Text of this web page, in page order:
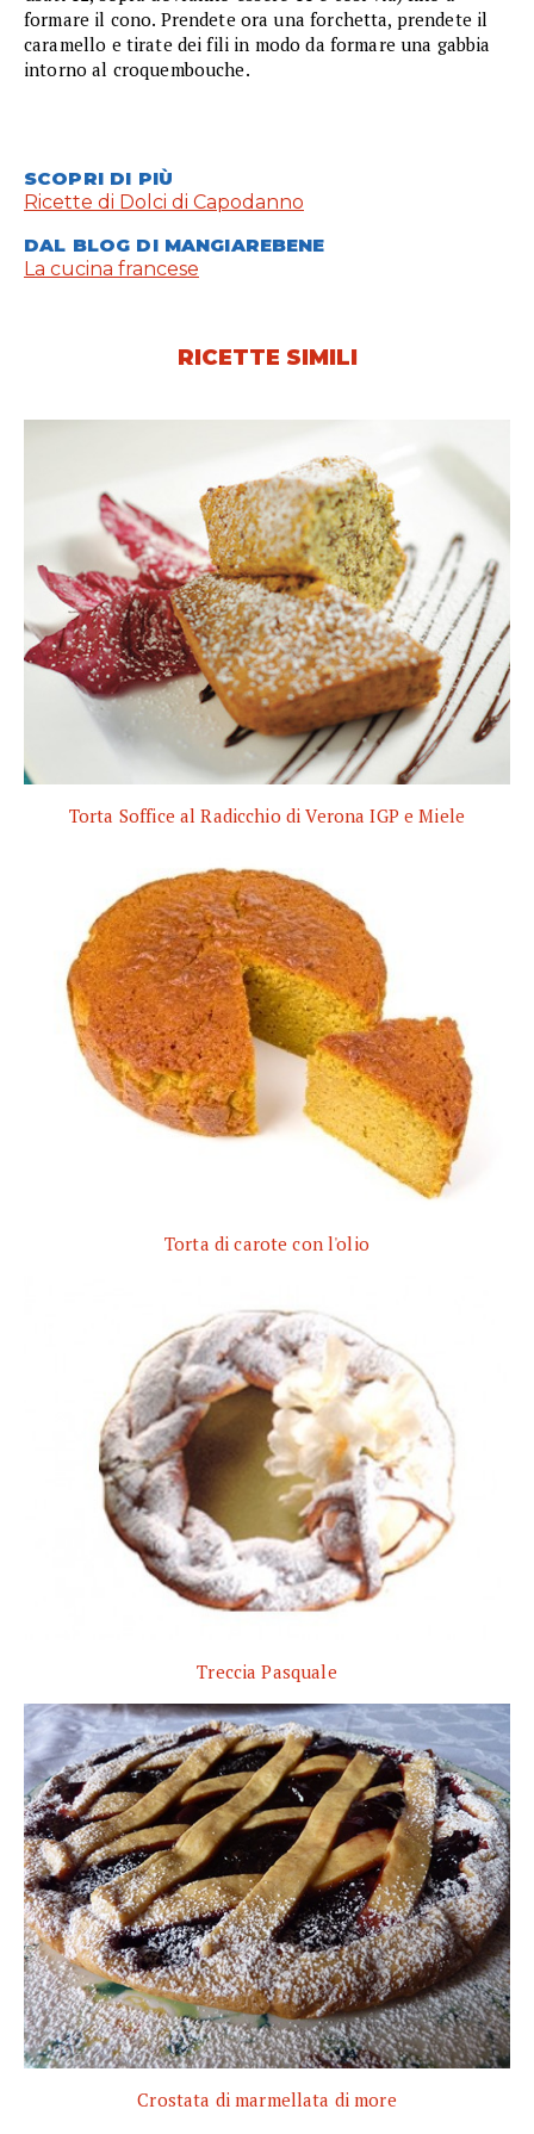
formare il cono. Prendete ora una forchetta, prendete il
caramello e tirate dei fili in modo da formare una gabbia
intorno al croquembouche.
SCOPRI DI PIÙ
Ricette di Dolci di Capodanno
DAL BLOG DI MANGIAREBENE
La cucina francese
RICETTE SIMILI
Torta Soffice al Radicchio di Verona IGP e Miele
Torta di carote con l'olio
Treccia Pasquale
Crostata di marmellata di more